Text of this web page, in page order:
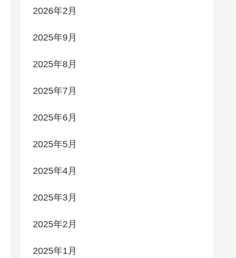
2026年2月
2025年9月
2025年8月
2025年7月
2025年6月
2025年5月
2025年4月
2025年3月
2025年2月
2025年1月